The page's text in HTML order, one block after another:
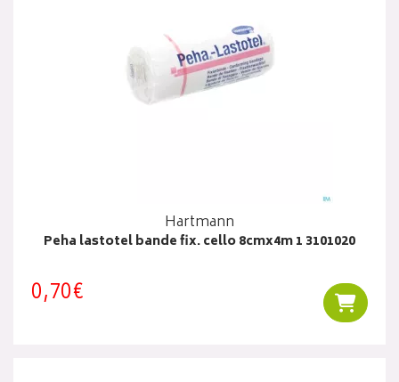
Hartmann
Peha lastotel bande fix. cello 8cmx4m 1 3101020
0,70€